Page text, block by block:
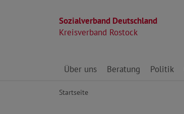
Sozialverband Deutschland
Kreisverband Rostock
Direkt zu den Inhalten springen
Über uns Beratung Politik
Startseite